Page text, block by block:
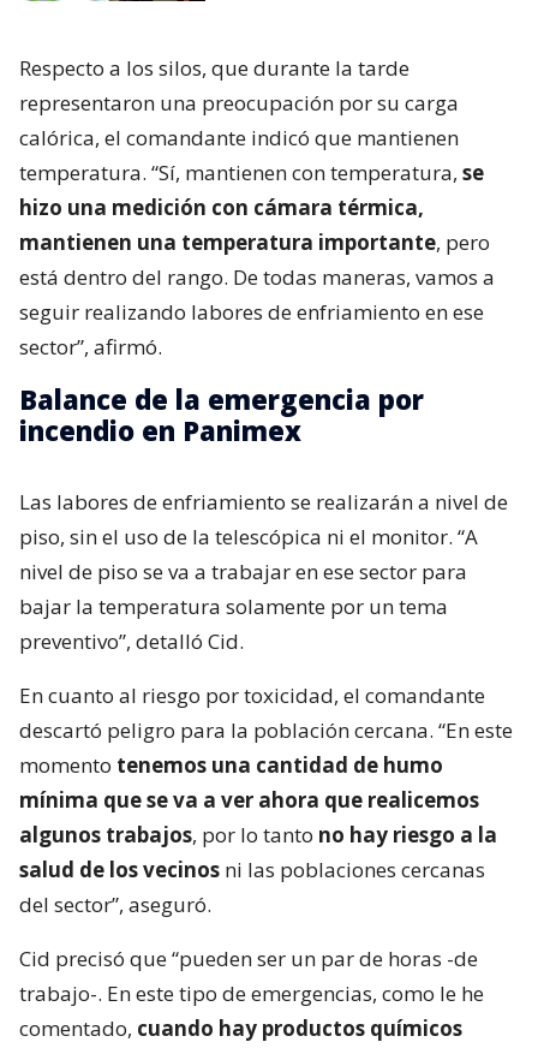
Respecto a los silos, que durante la tarde
representaron una preocupación por su carga
calórica, el comandante indicó que mantienen
temperatura. “Sí, mantienen con temperatura, se
hizo una medición con cámara térmica,
mantienen una temperatura importante, pero
está dentro del rango. De todas maneras, vamos a
seguir realizando labores de enfriamiento en ese
sector”, afirmó.
Balance de la emergencia por
incendio en Panimex
Las labores de enfriamiento se realizarán a nivel de
piso, sin el uso de la telescópica ni el monitor. “A
nivel de piso se va a trabajar en ese sector para
bajar la temperatura solamente por un tema
preventivo”, detalló Cid.
En cuanto al riesgo por toxicidad, el comandante
descartó peligro para la población cercana. “En este
momento tenemos una cantidad de humo
mínima que se va a ver ahora que realicemos
algunos trabajos, por lo tanto no hay riesgo a la
salud de los vecinos ni las poblaciones cercanas
del sector”, aseguró.
Cid precisó que “pueden ser un par de horas -de
trabajo-. En este tipo de emergencias, como le he
comentado, cuando hay productos químicos